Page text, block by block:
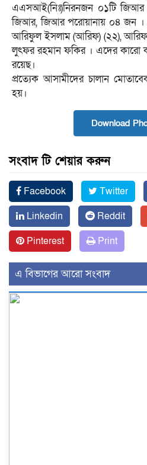
এএসআই(নিঃ)নিরনজন ০১টি
জিআর, জিআর পরোয়ানায় ০৪ জন ।
আরিফুল ইসলাম (আরিফ) (২২), আরিফ
লুৎফর রহমান ফকির । এদের কারো
রয়েছ।
প্রত্যেক আসামীদের চালান
হয়।
Download
সংবাদ টি শেয়ার করুন
Facebook Twitter
Linkedin
Reddit
Pinterest
Print
এ বিভাগের আরো সংবাদ